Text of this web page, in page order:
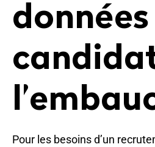
données
Pour les besoins d’un